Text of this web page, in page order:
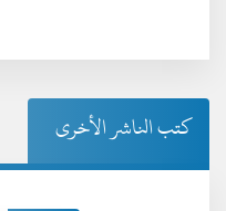
كتب الناشر الأخرى